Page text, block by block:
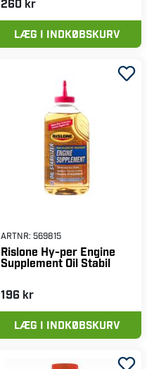
260 kr
LÆG I INDKØBSKURV
ARTNR: 569815
Rislone Hy-per Engine
Supplement Oil Stabil
196 kr
LÆG I INDKØBSKURV